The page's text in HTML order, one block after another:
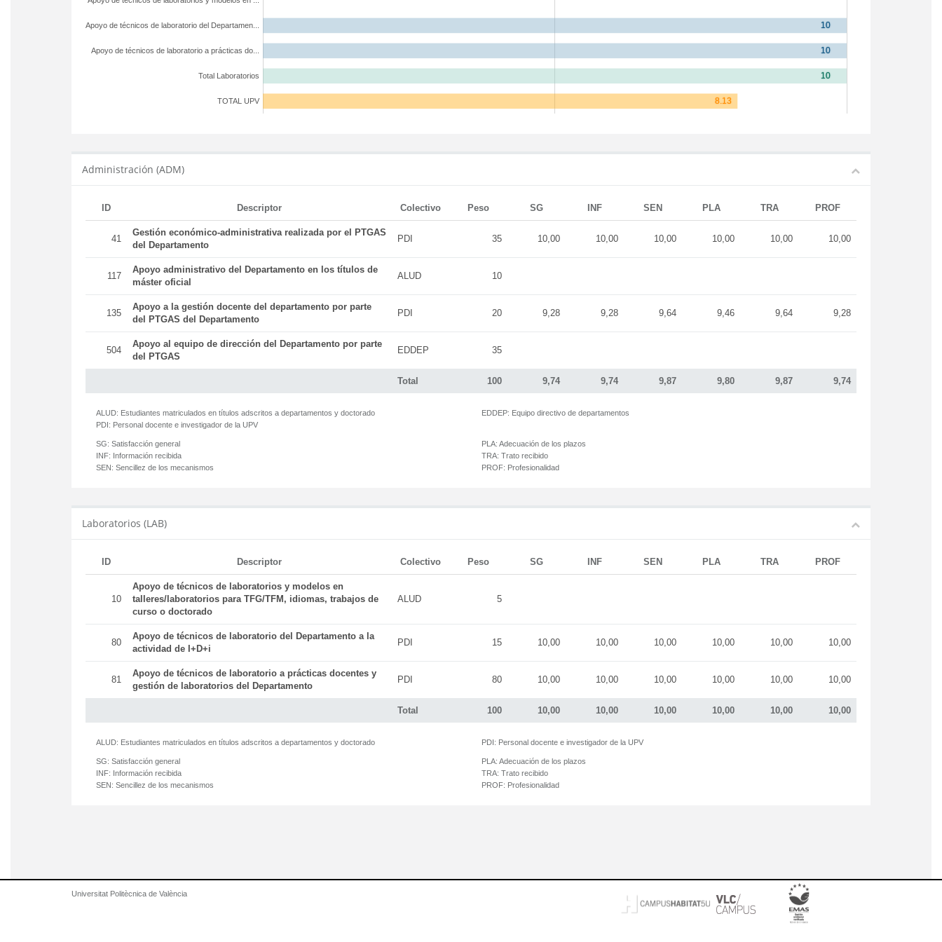
TOTAL UPV
Total Laboratorios
Apoyo de técnicos de laboratorio a prácticas do...
Apoyo de técnicos de laboratorio del Departamen...
Administración (ADM)
ID Descriptor Colectivo Peso SG INF SEN PLA TRA PROF
Total 100 9,74 9,74 9,87 9,80 9,87 9,74
41
Gestión económico-administrativa realizada por el PTGAS
del Departamento
PDI 35 10,00 10,00 10,00 10,00 10,00 10,00
117
Apoyo administrativo del Departamento en los títulos de
máster oficial
ALUD 10
135
Apoyo a la gestión docente del departamento por parte
del PTGAS del Departamento
PDI 20 9,28 9,28 9,64 9,46 9,64 9,28
504
Apoyo al equipo de dirección del Departamento por parte
del PTGAS
EDDEP 35
ALUD: Estudiantes matriculados en títulos adscritos a departamentos y doctorado
PDI: Personal docente e investigador de la UPV
EDDEP: Equipo directivo de departamentos
SG: Satisfacción general
INF: Información recibida
SEN: Sencillez de los mecanismos
PLA: Adecuación de los plazos
TRA: Trato recibido
PROF: Profesionalidad
Laboratorios (LAB)
ID Descriptor Colectivo Peso SG INF SEN PLA TRA PROF
Total 100 10,00 10,00 10,00 10,00 10,00 10,00
10
Apoyo de técnicos de laboratorios y modelos en
talleres/laboratorios para TFG/TFM, idiomas, trabajos de
curso o doctorado
ALUD 5
80
Apoyo de técnicos de laboratorio del Departamento a la
actividad de I+D+i
PDI 15 10,00 10,00 10,00 10,00 10,00 10,00
81
Apoyo de técnicos de laboratorio a prácticas docentes y
gestión de laboratorios del Departamento
PDI 80 10,00 10,00 10,00 10,00 10,00 10,00
ALUD: Estudiantes matriculados en títulos adscritos a departamentos y doctorado PDI: Personal docente e investigador de la UPV
SG: Satisfacción general
INF: Información recibida
SEN: Sencillez de los mecanismos
PLA: Adecuación de los plazos
TRA: Trato recibido
PROF: Profesionalidad
Universitat Politècnica de València